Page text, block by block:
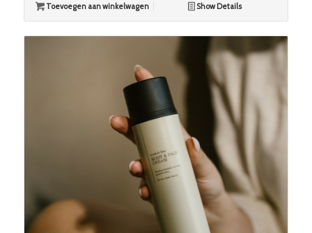
Toevoegen aan winkelwagen Show Details